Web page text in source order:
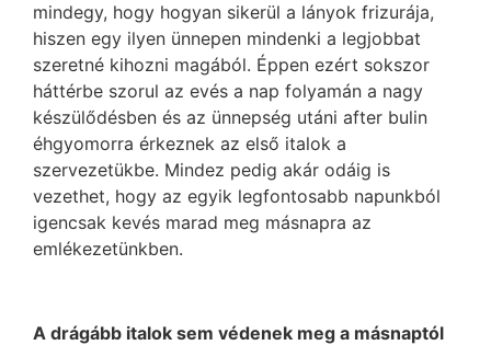
mindegy, hogy hogyan sikerül a lányok frizurája,
hiszen egy ilyen ünnepen mindenki a legjobbat
szeretné kihozni magából. Éppen ezért sokszor
háttérbe szorul az evés a nap folyamán a nagy
készülődésben és az ünnepség utáni after bulin
éhgyomorra érkeznek az első italok a
szervezetükbe. Mindez pedig akár odáig is
vezethet, hogy az egyik legfontosabb napunkból
igencsak kevés marad meg másnapra az
emlékezetünkben.
A drágább italok sem védenek meg a másnaptól